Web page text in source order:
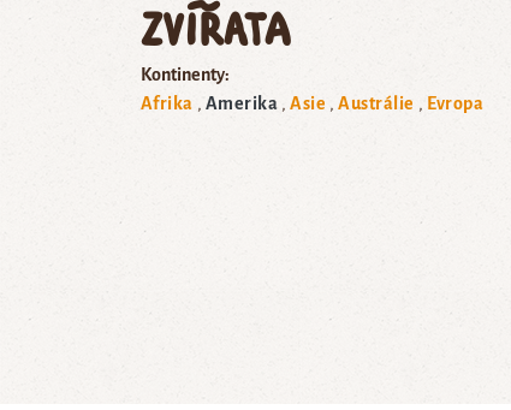
Zvířata
Kontinenty:
Afrika
Amerika Asie Austrálie Evropa